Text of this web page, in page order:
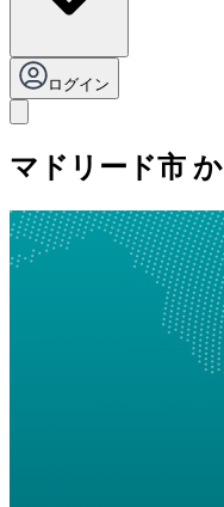
ログイン
マドリード市